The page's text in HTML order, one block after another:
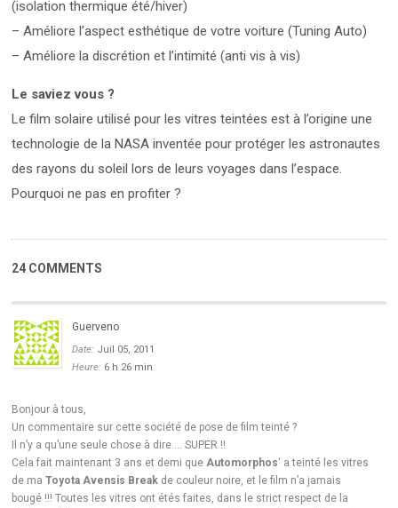
(isolation thermique été/hiver)
– Améliore l’aspect esthétique de votre voiture (Tuning Auto)
– Améliore la discrétion et l’intimité (anti vis à vis)
Le saviez vous ?
Le film solaire utilisé pour les vitres teintées est à l’origine une
technologie de la NASA inventée pour protéger les astronautes
des rayons du soleil lors de leurs voyages dans l’espace.
Pourquoi ne pas en profiter ?
24 COMMENTS
Guerveno
Date: Juil 05, 2011
Heure: 6 h 26 min
Bonjour à tous,
Un commentaire sur cette société de pose de film teinté ?
Il n’y a qu’une seule chose à dire…. SUPER !!
Cela fait maintenant 3 ans et demi que Automorphos‘ a teinté les vitres
de maToyota Avensis Break de couleur noire, et le film n’a jamais
bougé !!! Toutes les vitres ont étés faites, dans le strict respect de la